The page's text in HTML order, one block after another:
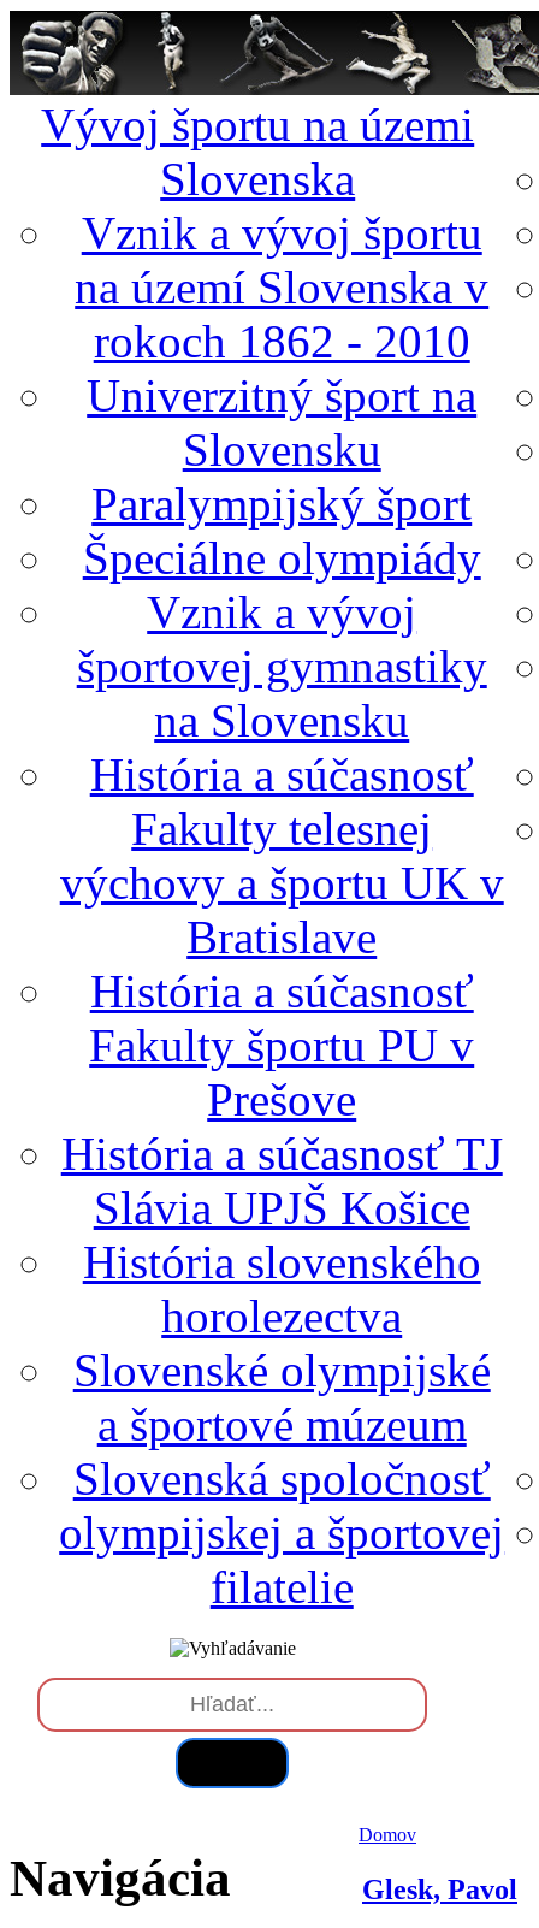
Vývoj športu na územi
Slovenska
Vznik a vývoj športu
na území Slovenska v
rokoch 1862 - 2010
Univerzitný šport na
Slovensku
Paralympijský šport
Špeciálne olympiády
Vznik a vývoj
športovej gymnastiky
na Slovensku
História a súčasnosť
Fakulty telesnej
výchovy a športu UK v
Bratislave
História a súčasnosť
Fakulty športu PU v
Prešove
História a súčasnosť TJ
Slávia UPJŠ Košice
História slovenského
horolezectva
Slovenské olympijské
a športové múzeum
Slovenská spoločnosť
olympijskej a športovej
filatelie
Navigácia
Domov
Glesk, Pavol